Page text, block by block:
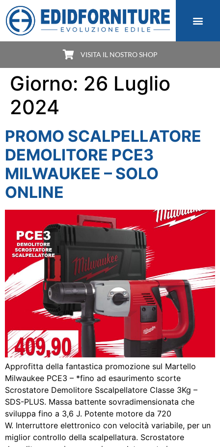
VISITA IL NOSTRO SHOP
Giorno: 26 Luglio
2024
PROMO SCALPELLATORE
DEMOLITORE PCE3
MILWAUKEE – SOLO
ONLINE
Approfitta della fantastica promozione sul Martello
Milwaukee PCE3 – *fino ad esaurimento scorte
Scrostatore Demolitore Sscalpellatore Classe 3Kg –
SDS-PLUS. Massa battente sovradimensionata che
sviluppa fino a 3,6 J. Potente motore da 720
W. Interruttore elettronico con velocità variabile, per un
miglior controllo della scalpellatura. Scrostatore